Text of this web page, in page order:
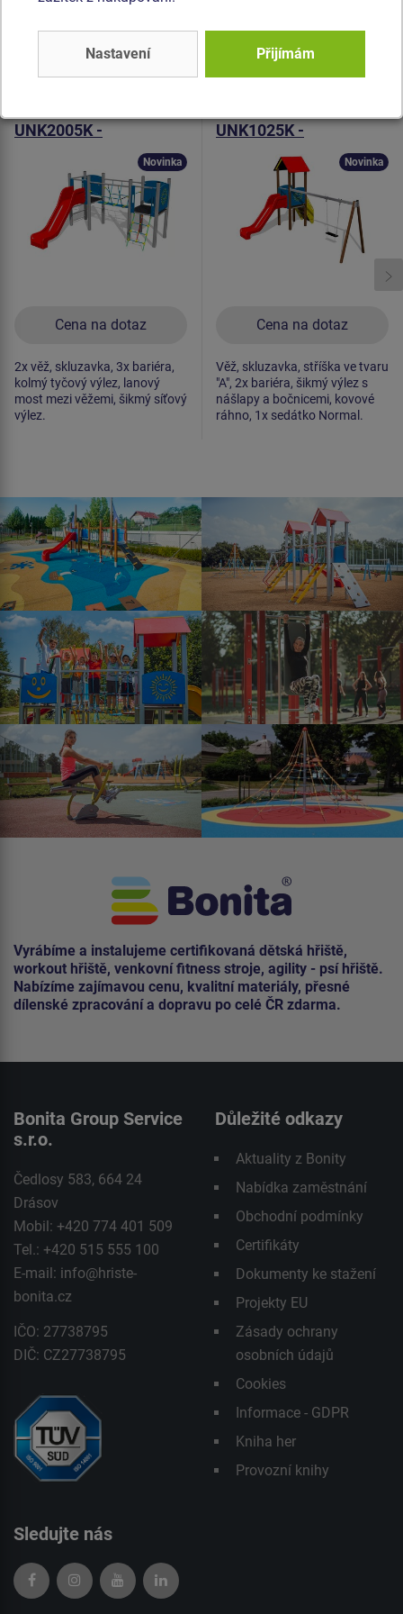
Podobné zboží
UNK2005K -
Cena na dotaz
Novinka
2x věž, skluzavka, 3x bariéra,
kolmý tyčový výlez, lanový
most mezi věžemi, šikmý síťový
výlez.
UNK1025K -
Cena na dotaz
Novinka
Věž, skluzavka, stříška ve tvaru
"A", 2x bariéra, šikmý výlez s
nášlapy a bočnicemi, kovové
ráhno, 1x sedátko Normal.
Vyrábíme a instalujeme certifikovaná dětská hřiště,
workout hřiště, venkovní fitness stroje, agility - psí hřiště.
Nabízíme zajímavou cenu, kvalitní materiály, přesné
dílenské zpracování a dopravu po celé ČR zdarma.
Bonita Group Service
s.r.o.
Čedlosy 583, 664 24
Drásov
Mobil: +420 774 401 509
Tel.: +420 515 555 100
E-mail: info@hriste-
bonita.cz
IČO: 27738795
DIČ: CZ27738795
Důležité odkazy
Aktuality z Bonity
Nabídka zaměstnání
Obchodní podmínky
Certifikáty
Dokumenty ke stažení
Projekty EU
Zásady ochrany
osobních údajů
Cookies
Informace - GDPR
Kniha her
Provozní knihy
Sledujte nás
Nastavení Přijímám